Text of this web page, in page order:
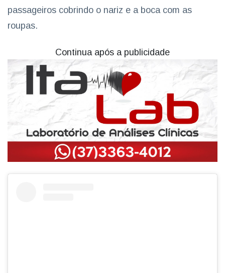
passageiros cobrindo o nariz e a boca com as
roupas.
Continua após a publicidade